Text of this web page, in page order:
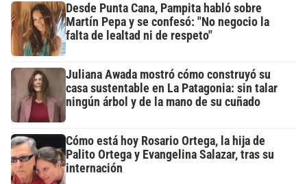
Desde Punta Cana, Pampita habló sobre
Martín Pepa y se confesó: "No negocio la
falta de lealtad ni de respeto"
Juliana Awada mostró cómo construyó su
casa sustentable en La Patagonia: sin talar
ningún árbol y de la mano de su cuñado
Cómo está hoy Rosario Ortega, la hija de
Palito Ortega y Evangelina Salazar, tras su
internación